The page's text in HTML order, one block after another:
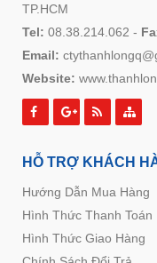
TP.HCM
Tel: 08.38.214.062 -
Email:
Website:
HỖ TRỢ KHÁCH
Hướng Dẫn Mua Hàng
Hình Thức Thanh Toán
Hình Thức Giao Hàng